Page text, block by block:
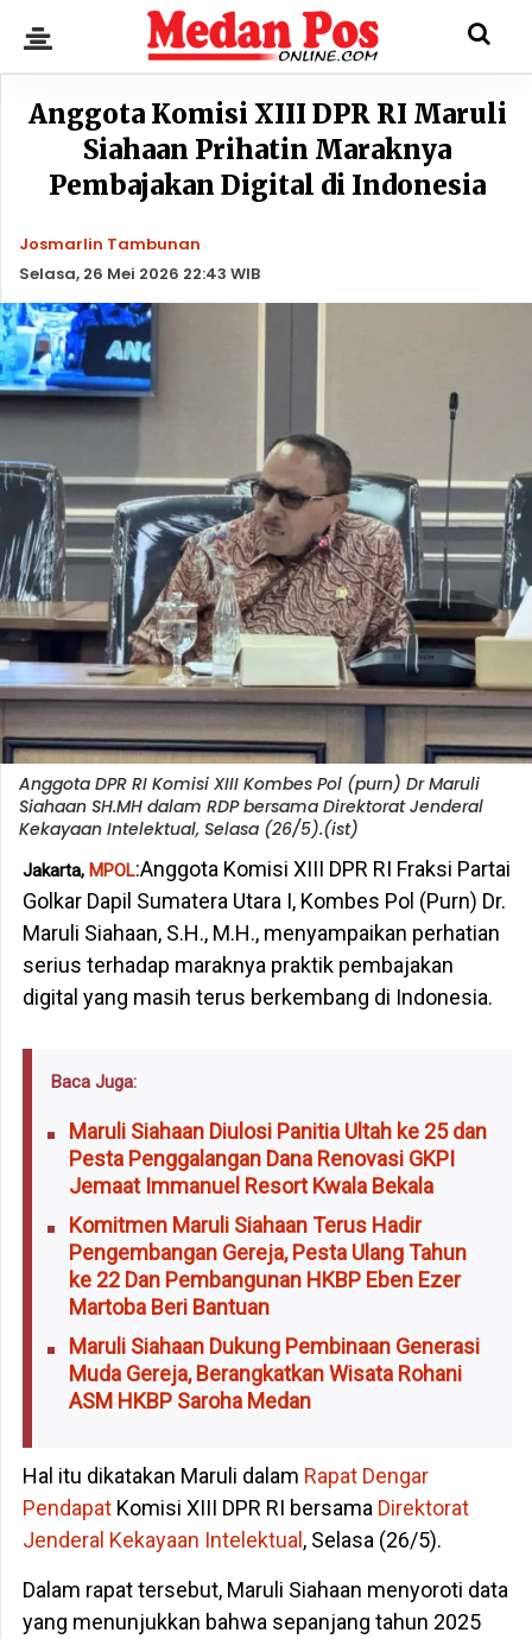
Anggota Komisi XIII DPR RI Maruli
Siahaan Prihatin Maraknya
Pembajakan Digital di Indonesia
Josmarlin Tambunan
Selasa, 26 Mei 2026 22:43 WIB
Anggota DPR RI Komisi XIII Kombes Pol (purn) Dr Maruli
Siahaan SH.MH dalam RDP bersama Direktorat Jenderal
Kekayaan Intelektual, Selasa (26/5).(ist)
Jakarta, MPOL:Anggota Komisi XIII DPR RI Fraksi Partai
Golkar Dapil Sumatera Utara I, Kombes Pol (Purn) Dr.
Maruli Siahaan, S.H., M.H., menyampaikan perhatian
serius terhadap maraknya praktik pembajakan
digital yang masih terus berkembang di Indonesia.
Baca Juga:
Maruli Siahaan Diulosi Panitia Ultah ke 25 dan
Pesta Penggalangan Dana Renovasi GKPI
Jemaat Immanuel Resort Kwala Bekala
Komitmen Maruli Siahaan Terus Hadir
Pengembangan Gereja, Pesta Ulang Tahun
ke 22 Dan Pembangunan HKBP Eben Ezer
Martoba Beri Bantuan
Maruli Siahaan Dukung Pembinaan Generasi
Muda Gereja, Berangkatkan Wisata Rohani
ASM HKBP Saroha Medan
Hal itu dikatakan Maruli dalam Rapat Dengar
PendapatKomisi XIII DPR RI bersama Direktorat
Jenderal Kekayaan Intelektual , Selasa (26/5).
Dalam rapat tersebut, Maruli Siahaan menyoroti data
yang menunjukkan bahwa sepanjang tahun 2025